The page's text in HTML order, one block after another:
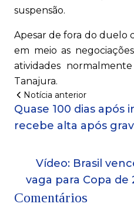
suspensão.
Apesar de fora do duelo
em meio as
atividades
Tanajura.
Notícia anterior
Quase 100 dias após
recebe alta após
Vídeo: Brasil
vaga para Copa de
Comentários